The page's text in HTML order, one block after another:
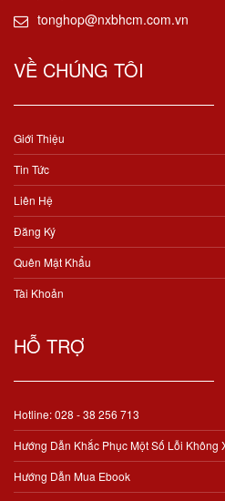
tonghop@nxbhcm.com.vn
VỀ CHÚNG TÔI
Giới Thiệu
Tin Tức
Liên Hệ
Đăng Ký
Quên Mật Khẩu
Tài Khoản
HỖ TRỢ
Hotline: 028 - 38 256 713
Hướng Dẫn Khắc Phục Một Số Lỗi Không
Hướng Dẫn Mua Ebook